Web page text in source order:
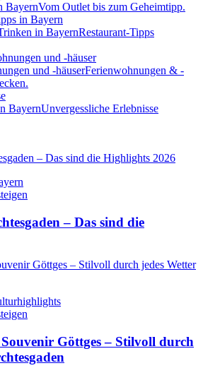
BayernVom Outlet bis zum Geheimtipp.
in BayernRestaurant-Tipps
und -häuserFerienwohnungen & -
BayernUnvergessliche Erlebnisse
– Das sind die
Göttges – Stilvoll durch